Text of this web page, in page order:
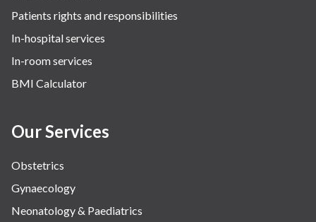
Patients rights and responsibilities
In-hospital services
In-room services
BMI Calculator
Our Services
Obstetrics
Gynaecology
Neonatology & Paediatrics